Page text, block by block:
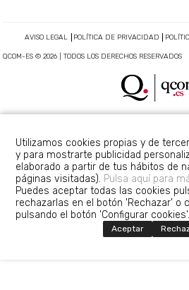
AVISO LEGAL POLÍTICA DE PRIVACIDAD
QCOM-ES © 2026 | TODOS LOS DERECHOS RESERVADOS
Utilizamos cookies propias y de
y para mostrarte publicidad
elaborado a partir de tus hábitos de
páginas visitadas). Pulsa aquí para
Puedes aceptar todas las cookies
rechazarlas en el botón 'Rechazar' o
pulsando el botón 'Configurar cookies'.
Aceptar